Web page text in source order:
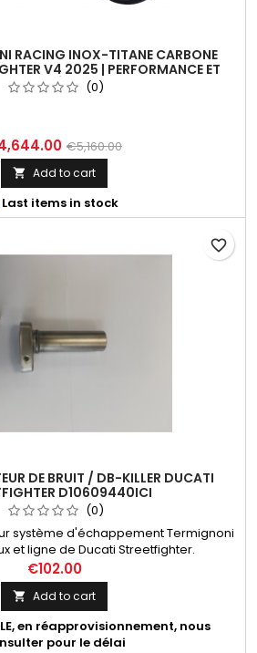
RACING INOX-TITANE CARBONE
V4 2025 | PERFORMANCE ET
SONORITÉ UNIQUE
(0)
€5,160.00
 Add to cart
Last items in stock
DE BRUIT / DB-KILLER DUCATI
D10609440ICI
(0)
système d'échappement Termignoni
et ligne de Ducati Streetfighter.
€102.00
 Add to cart
en réapprovisionnement, nous
pour le délai
favorite_border